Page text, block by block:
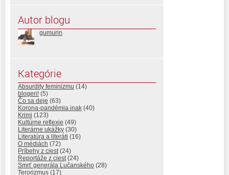
Autor blogu
gumurin
Kategórie
Absurdity feminizmu (14)
blogeri! (5)
Čo sa deje (63)
Korona-pandémia inak (40)
Krimi (123)
Kultúrne reflexie (49)
Literárne ukážky (30)
Literatúra a literáti (16)
O médiách (72)
Príbehy z ciest(24)
Reportáže z ciest(24)
Smrť generála Lučanského (28)
Terorizmus (17)